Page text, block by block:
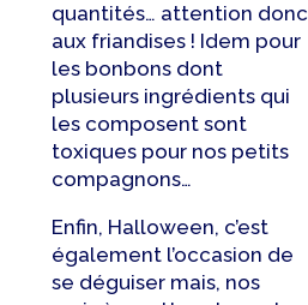
quantités… attention donc
aux friandises ! Idem pour
les bonbons dont
plusieurs ingrédients qui
les composent sont
toxiques pour nos petits
compagnons…
Enfin, Halloween, c’est
également l’occasion de
se déguiser mais, nos